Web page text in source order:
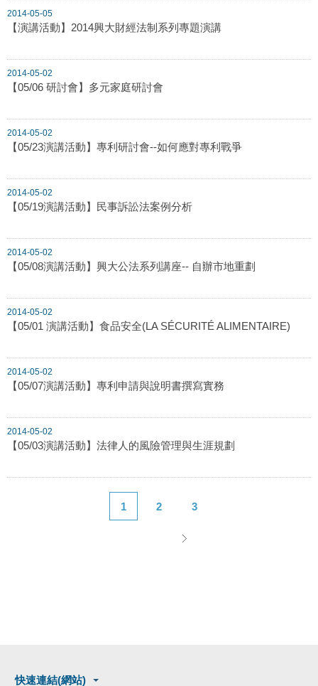
2014-05-05
【演講活動】2014興大財經法制系列專題演講
2014-05-02
【05/06 研討會】多元家庭研討會
2014-05-02
【05/23演講活動】專利研討會--如何應對專利戰爭
2014-05-02
【05/19演講活動】民事訴訟法案例分析
2014-05-02
【05/08演講活動】興大公法系列講座-- 自辦市地重劃
2014-05-02
【05/01 演講活動】食品安全(LA SÉCURITÉ ALIMENTAIRE)
2014-05-02
【05/07演講活動】專利申請與說明書撰寫實務
2014-05-02
【05/03演講活動】法律人的風險管理與生涯規劃
1 2 3
快速連結(網站)